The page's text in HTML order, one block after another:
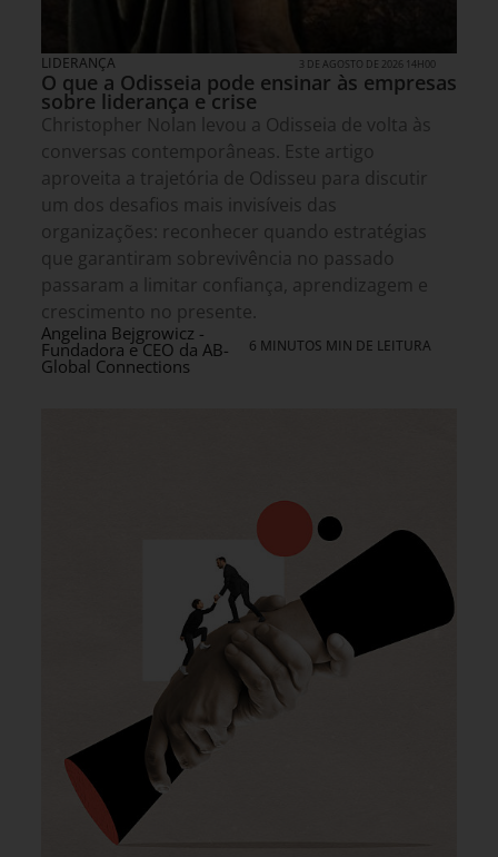
LIDERANÇA 3 DE AGOSTO DE 2026 14H00
O que a Odisseia pode ensinar às empresas
sobre liderança e crise
Christopher Nolan levou a Odisseia de volta às
conversas contemporâneas. Este artigo
aproveita a trajetória de Odisseu para discutir
um dos desafios mais invisíveis das
organizações: reconhecer quando estratégias
que garantiram sobrevivência no passado
passaram a limitar confiança, aprendizagem e
crescimento no presente.
Angelina Bejgrowicz -
Fundadora e CEO da AB-
Global Connections
6 MINUTOS MIN DE LEITURA